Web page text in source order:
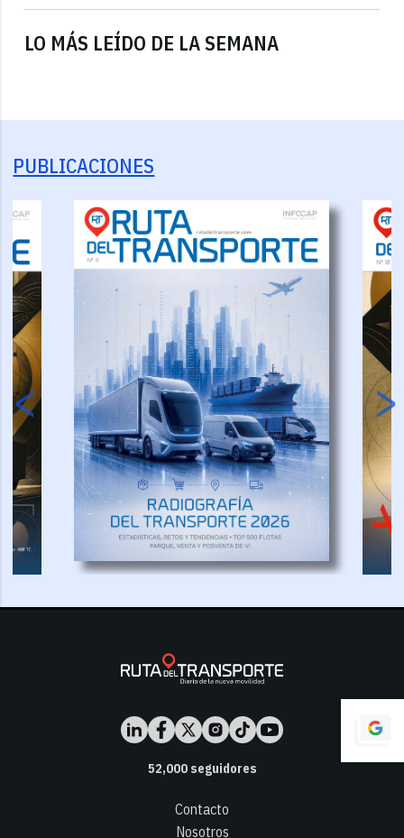
LO MÁS LEÍDO DE LA SEMANA
PUBLICACIONES
52,000seguidores
Contacto
Nosotros